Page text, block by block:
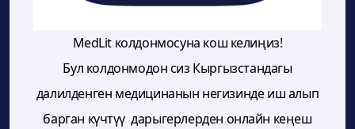
MedLit колдонмосуна кош келиңиз!
Бул колдонмодон сиз Кыргызстандагы
далилденген медицинанын негизинде иш алып
барган күчтүү дарыгерлерден онлайн кеңеш